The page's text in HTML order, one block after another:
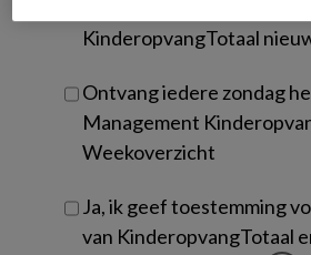
KinderopvangTotaal
Ontvang iedere zondag
Management
Weekoverzicht
Ja, ik geef toestemming
van KinderopvangTotaal